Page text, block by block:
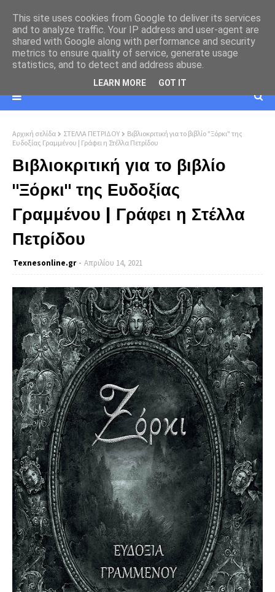
Αρχική σελίδα ΣΤΕΛΛΑ ΠΕΤΡΙΔΟΥ
Βιβλιοκριτική για το βιβλίο "Ξόρκι" της
Ευδοξίας Γραμμένου | Γράφει η Στέλλα Πετρίδου
Βιβλιοκριτική για το βιβλίο
"Ξόρκι" της Ευδοξίας
Γραμμένου | Γράφει η Στέλλα
Πετρίδου
Texnesοnline.gr Απριλίου 14, 2021
This site uses cookies from Google to deliver its services
and to analyze traffic. Your IP address and user-agent are
shared with Google along with performance and security
metrics to ensure quality of service, generate usage
statistics, and to detect and address abuse.
LEARN MORE GOT IT